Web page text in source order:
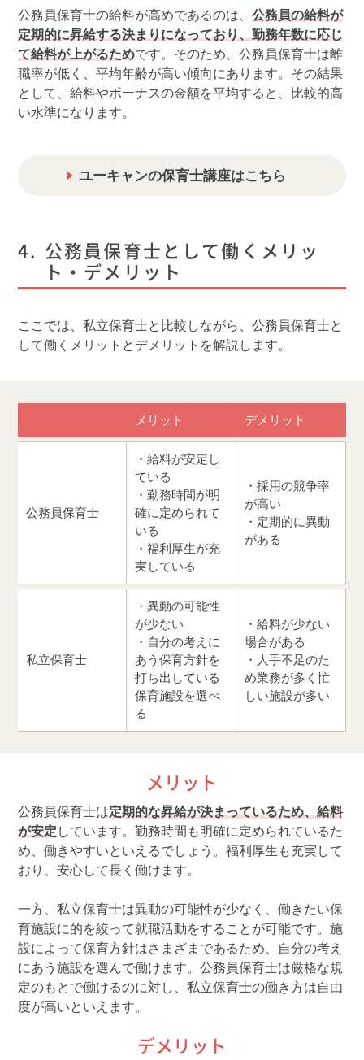
公務員保育士の給料が高めであるのは、 公務員の給料が
定期的に昇給する決まりになっており、勤務年数に応じ
て給料が上がるためです。そのため、公務員保育士は離
職率が低く、平均年齢が高い傾向にあります。その結果
として、給料やボーナスの金額を平均すると、比較的高
い水準になります。
ユーキャンの保育士講座はこちら
公務員保育士として働くメリッ
ト・デメリット
ここでは、私立保育士と比較しながら、公務員保育士と
して働くメリットとデメリットを解説します。
メリット デメリット
公務員保育士
・給料が安定し
ている
・勤務時間が明
確に定められて
いる
・福利厚生が充
実している
・採用の競争率
が高い
・定期的に異動
がある
私立保育士
・異動の可能性
が少ない
・自分の考えに
あう保育方針を
打ち出している
保育施設を選べ
る
・給料が少ない
場合がある
・人手不足のた
め業務が多く忙
しい施設が多い
メリット
公務員保育士は定期的な昇給が決まっているため、給料
が安定 しています。勤務時間も明確に定められているた
め、働きやすいといえるでしょう。福利厚生も充実して
おり、安心して長く働けます。
一方、私立保育士は異動の可能性が少なく、働きたい保
育施設に的を絞って就職活動をすることが可能です。施
設によって保育方針はさまざまであるため、自分の考え
にあう施設を選んで働けます。公務員保育士は厳格な規
定のもとで働けるのに対し、私立保育士の働き方は自由
度が高いといえます。
デメリット